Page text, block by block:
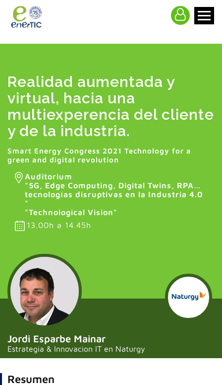
Realidad aumentada y
virtual, hacia una
multiexperencia del cliente
y de la industria.
Smart Energy Congress 2021 Technology for a
green and digital revolution
Auditorium
"5G, Edge Computing, Digital Twins, RPA…
tecnologías disruptivas en la Industria 4.0
"
"Technological Vision"
13.00h a 14.45h
Jordi Esparbe Mainar
Estrategia & Innovacion IT en Naturgy
Resumen